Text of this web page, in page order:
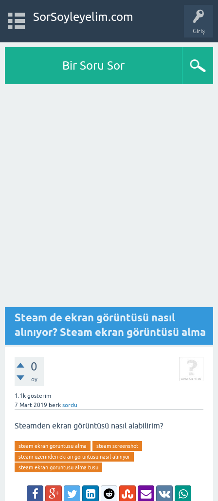
Giriş
SorSoyleyelim.com
Bir Soru Sor
Steam de ekran görüntüsü nasıl
alınıyor? Steam ekran görüntüsü alma
0
oy
1.1k gösterim
7 Mart 2019 berk sordu
Steamden ekran görüntüsü nasıl alabilirim?
steam ekran goruntusu alma
steam screenshot
steam uzerinden ekran goruntusu nasil aliniyor
steam ekran goruntusu alma tusu